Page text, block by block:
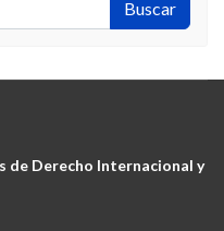
Buscar
de Derecho Internacional y